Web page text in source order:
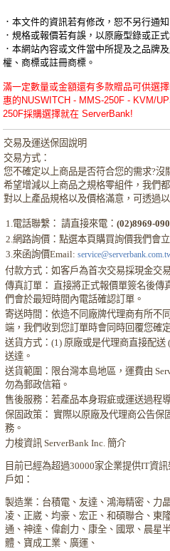
．本文件的資訊若有修改，恕不另行通知
．規格或報價若有誤，以原廠型錄或正
．本網站內容或文件當中所提及之品牌
權、商標或註冊商標。
滿一定數量或金額還有多款贈品可供選
惠的NUSWITCH - MMS-250F - KVM/
250F採購選擇就在 ServerBank!
交易及運送保固說明
交易方式：
您不確定以上商品是否符合您的需求?
希望增減以上商品之規格零組件，我們
對以上產品規格以及價格滿意，可透過
1.電話聯繫： 請直接來電：(02)8969-
2.網路詢價：點選本頁購買詢價我們會
3.來函詢價Email:
付款方式：如客戶為首次交易採現金交
傳真訂單： 直接將正式報價單簽名後傳
們會於最短時間內電話確認訂單。
寄送時間：依造不同廠牌代理商有所不
端，我們收到您訂單時會同時回覆您確
送貨方式：(1) 原廠或是代理商直接配送
送達。
送貨範圍：限台灣本島地區，運費由
勿為郵政信箱。
售後服務：若產品本身瑕疵或運送過程
保固政策： 實際以原廠及代理商公告保
務。
力梭資訊 ServerBank Inc. 簡介
目前已經為超過30000家企業提供IT資
戶如：
製造業：台積電、友達、鴻海精密、力
凌、正崴、均豪、宏正、和碩聯合、東
通、神達、偉創力、康全、國眾、晨星
體、寶成工業、廣運、